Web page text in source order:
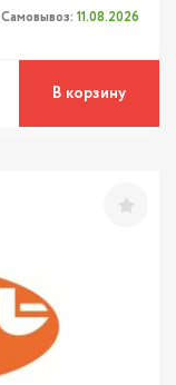
Самовывоз: 11.08.2026
В корзину